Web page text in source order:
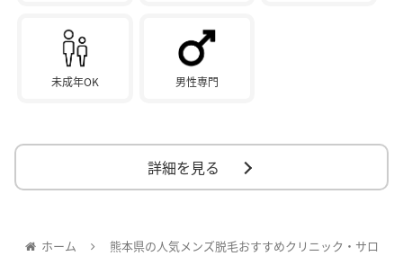
未成年OK 男性専門
詳細を見る
ホーム
熊本県の人気メンズ脱毛おすすめクリニック・サロ